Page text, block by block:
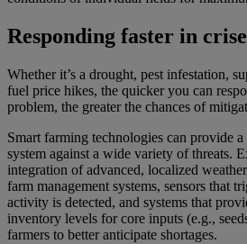
Responding faster in
Whether it’s a drought, pest infestation,
fuel price hikes, the quicker you can
problem, the greater the chances of
Smart farming technologies can provide
system against a wide variety of threats.
integration of advanced, localized
farm management systems, sensors that
activity is detected, and systems that
inventory levels for core inputs (e.g.,
farmers to better anticipate shortages.